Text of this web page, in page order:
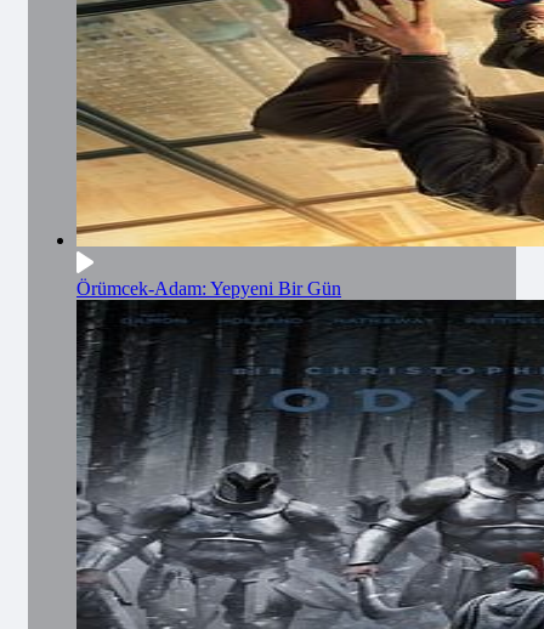
Örümcek-Adam: Yepyeni Bir Gün